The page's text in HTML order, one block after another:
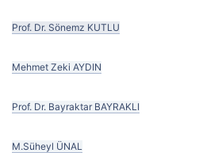
Prof. Dr. Sönemz KUTLU
Mehmet Zeki AYDIN
Prof. Dr. Bayraktar BAYRAKLI
M.Süheyl ÜNAL